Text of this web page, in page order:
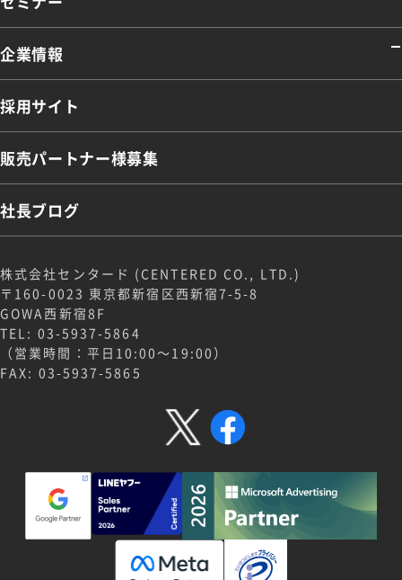
企業情報
採用サイト
販売パートナー様募集
社長ブログ
株式会社センタード (CENTERED CO., LTD.)
〒160-0023 東京都新宿区西新宿7-5-8
GOWA西新宿8F
TEL: 03-5937-5864
（営業時間：平日10:00～19:00）
FAX: 03-5937-5865